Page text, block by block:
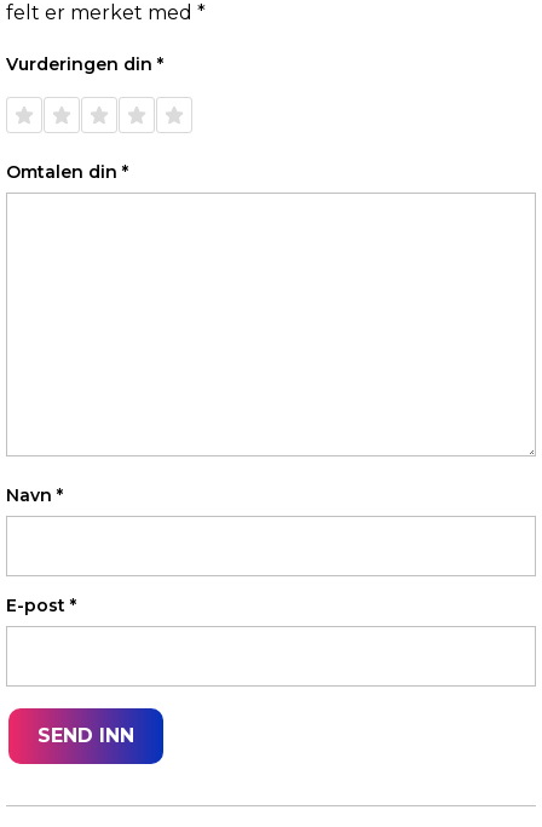
felt er merket med *
Vurderingen din *
1 av 5
stjerner
2 av 5
stjerner
3 av 5
stjerner
4 av 5
stjerner
5 av 5
stjerner
Omtalen din *
Navn *
E-post *